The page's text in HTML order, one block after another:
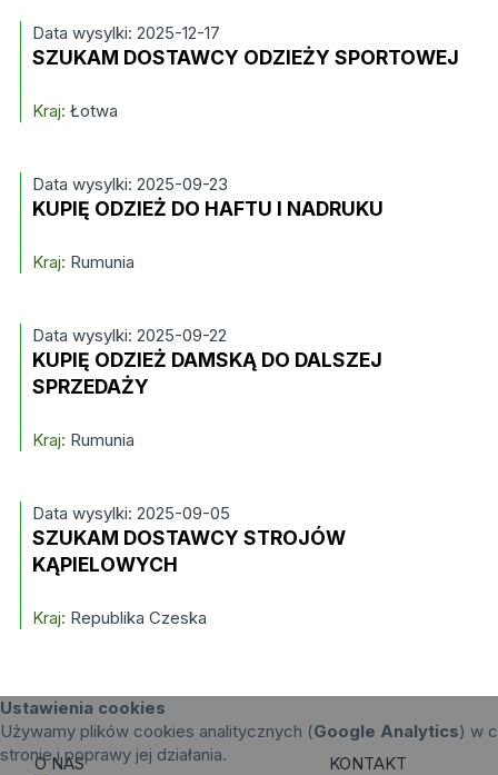
Data wysylki: 2025-12-17
SZUKAM DOSTAWCY ODZIEŻY SPORTOWEJ
Kraj: Łotwa
Data wysylki: 2025-09-23
KUPIĘ ODZIEŻ DO HAFTU I NADRUKU
Kraj: Rumunia
Data wysylki: 2025-09-22
KUPIĘ ODZIEŻ DAMSKĄ DO DALSZEJ
SPRZEDAŻY
Kraj: Rumunia
Data wysylki: 2025-09-05
SZUKAM DOSTAWCY STROJÓW
KĄPIELOWYCH
Kraj: Republika Czeska
Ustawienia cookies
Używamy plików cookies analitycznych (Google Analytics) w
stronie i poprawy jej działania.
O NAS
KONTAKT